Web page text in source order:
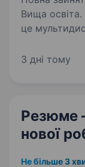
Вища освіта. Stellar Jet —
це
проекти вже
3 дні тому
Резюме
нової
Не більше 3